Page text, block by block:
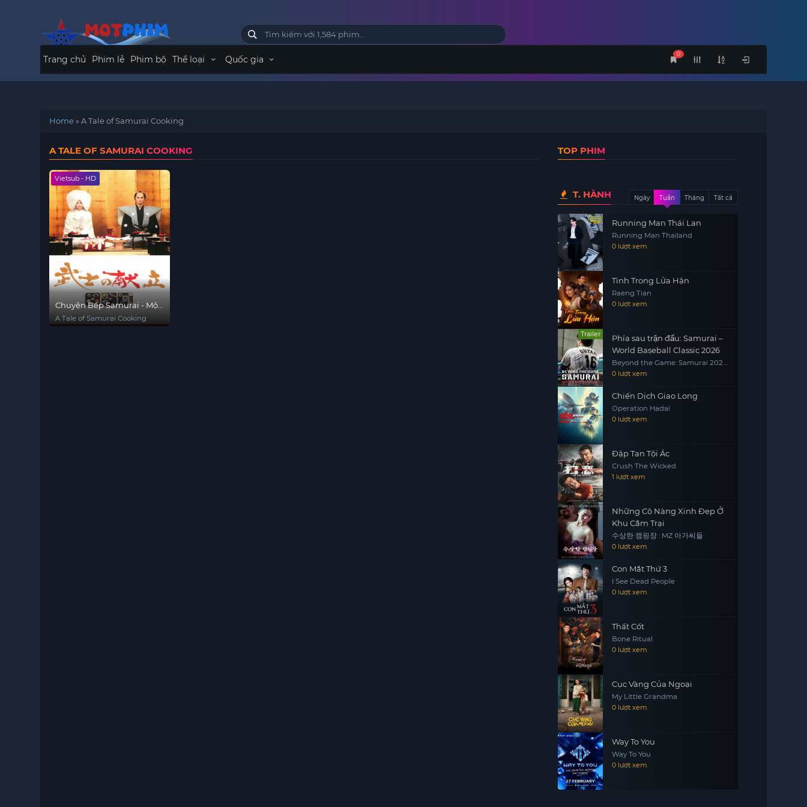
0
Trang chủ Phim lẻ Phim bộ Thể loại Quốc gia
Home»A Tale of Samurai Cooking
A TALE OF SAMURAI COOKING
Vietsub - HD
Chuyện Bếp Samurai - Một
Tình Yêu Thật Sự
A Tale of Samurai Cooking
TOP PHIM
T. HÀNH Ngày Tuần Tháng Tất cả
Running Man Thái Lan
Running Man Thailand
0 lượt xem
Tình Trong Lửa Hận
Raeng Tian
0 lượt xem
Trailer
Phía sau trận đấu: Samurai –
World Baseball Classic 2026
Beyond the Game: Samurai 2026
WORLD BASEBALL CLASSIC
0 lượt xem
Chiến Dịch Giao Long
Operation Hadal
0 lượt xem
Đập Tan Tội Ác
Crush The Wicked
1 lượt xem
Những Cô Nàng Xinh Đẹp Ở
Khu Cắm Trại
수상한 캠핑장 : MZ 아가씨들
0 lượt xem
Con Mắt Thứ 3
I See Dead People
0 lượt xem
Thất Cốt
Bone Ritual
0 lượt xem
Cục Vàng Của Ngoại
My Little Grandma
0 lượt xem
Way To You
Way To You
0 lượt xem